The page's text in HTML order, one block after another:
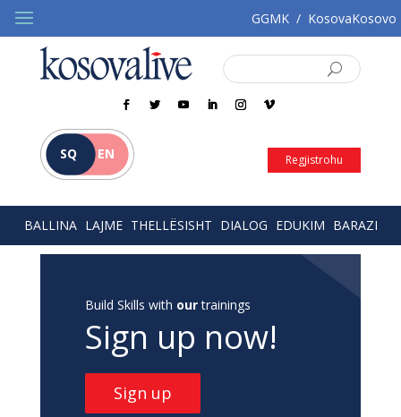
GGMK / KosovaKosovo
SQ EN Regjistrohu
BALLINA LAJME THELLËSISHT DIALOG EDUKIM BARAZI
Build Skills with ourtrainings
Sign up now!
Sign up